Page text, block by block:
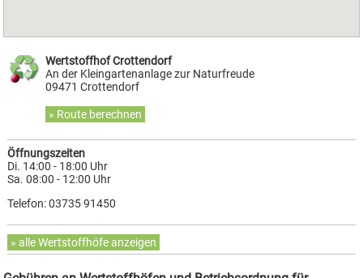
Wertstoffhof Crottendorf
An der Kleingartenanlage zur Naturfreude
09471 Crottendorf
» Route berechnen
Öffnungszeiten
Di. 14:00 - 18:00 Uhr
Sa. 08:00 - 12:00 Uhr
Telefon: 03735 91450
» alle Wertstoffhöfe anzeigen